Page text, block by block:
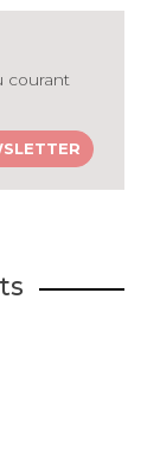
courant